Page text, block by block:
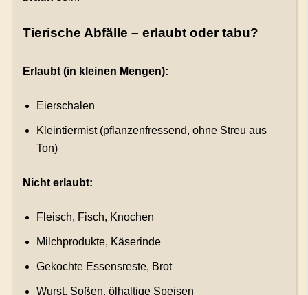
Tierische Abfälle – erlaubt oder tabu?
Erlaubt (in kleinen Mengen):
Eierschalen
Kleintiermist (pflanzenfressend, ohne Streu aus
Ton)
Nicht erlaubt:
Fleisch, Fisch, Knochen
Milchprodukte, Käserinde
Gekochte Essensreste, Brot
Wurst, Soßen, ölhaltige Speisen